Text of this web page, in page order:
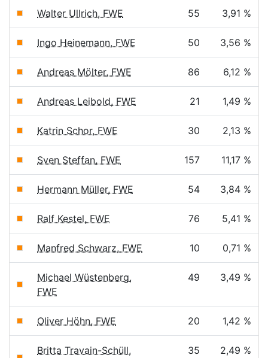
Walter Ullrich, FWE 55 3,91 %
Ingo Heinemann, FWE 50 3,56 %
Andreas Mölter, FWE 86 6,12 %
Andreas Leibold, FWE 21 1,49 %
Katrin Schor, FWE 30 2,13 %
Sven Steffan, FWE 157 11,17 %
Hermann Müller, FWE 54 3,84 %
Ralf Kestel, FWE 76 5,41 %
Manfred Schwarz, FWE 10 0,71 %
Michael Wüstenberg,
FWE
49 3,49 %
Oliver Höhn, FWE 20 1,42 %
Britta Travain-Schüll,
35 2,49 %